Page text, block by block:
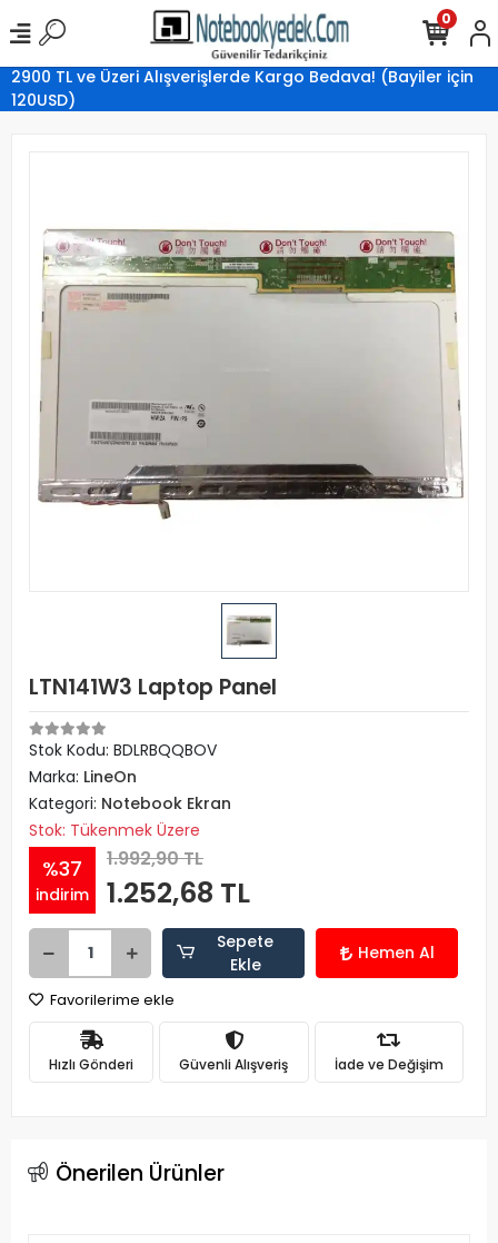
2900 TL ve Üzeri Alışverişlerde Kargo Bedava! (Bayiler için
120USD)
0
LTN141W3 Laptop Panel
Stok Kodu: BDLRBQQBOV
Marka: LineOn
Kategori: Notebook Ekran
Stok: Tükenmek Üzere
%37
indirim
1.992,90 TL
1.252,68 TL
Sepete
Ekle
Hemen Al
Favorilerime ekle
Hızlı Gönderi Güvenli Alışveriş İade ve Değişim
Önerilen Ürünler